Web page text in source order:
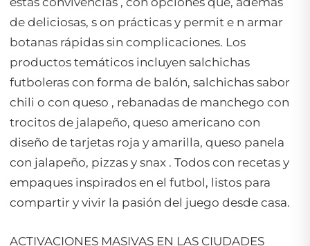
de deliciosas, s on prácticas y permit e n armar
botanas rápidas sin complicaciones. Los
productos temáticos incluyen salchichas
futboleras con forma de balón, salchichas sabor
chili o con queso , rebanadas de manchego con
trocitos de jalapeño, queso americano con
diseño de tarjetas roja y amarilla, queso panela
con jalapeño, pizzas y snax . Todos con recetas y
empaques inspirados en el futbol, listos para
compartir y vivir la pasión del juego desde casa.
ACTIVACIONES MASIVAS EN LAS CIUDADES